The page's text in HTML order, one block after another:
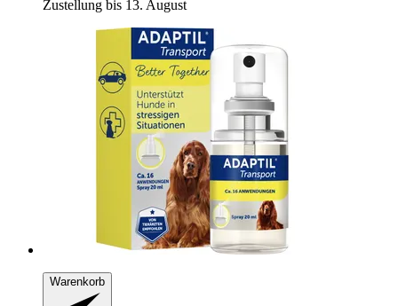
Zustellung bis 13. August
Warenkorb